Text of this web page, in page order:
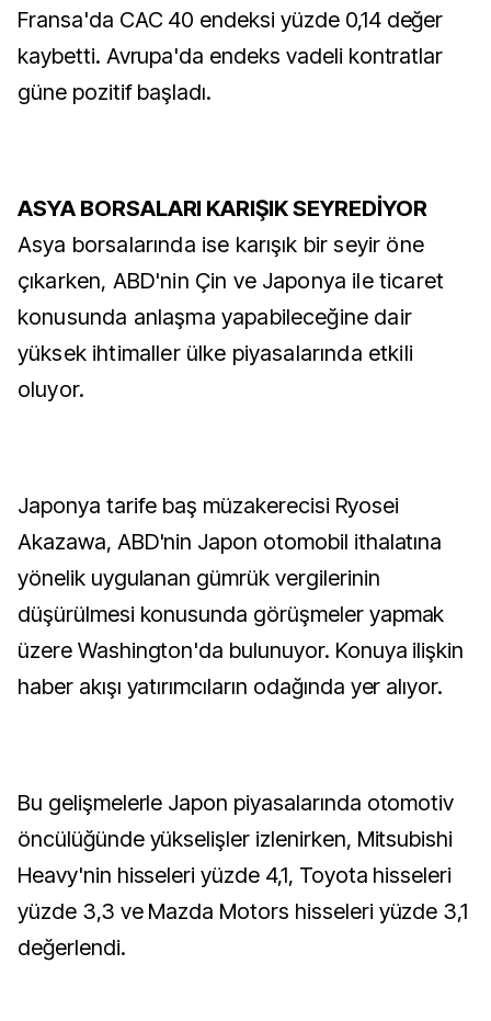
Fransa'da CAC 40 endeksi yüzde 0,14 değer
kaybetti. Avrupa'da endeks vadeli kontratlar
güne pozitif başladı.
ASYA BORSALARI KARIŞIK SEYREDİYOR
Asya borsalarında ise karışık bir seyir öne
çıkarken, ABD'nin Çin ve Japonya ile ticaret
konusunda anlaşma yapabileceğine dair
yüksek ihtimaller ülke piyasalarında etkili
oluyor.
Japonya tarife baş müzakerecisi Ryosei
Akazawa, ABD'nin Japon otomobil ithalatına
yönelik uygulanan gümrük vergilerinin
düşürülmesi konusunda görüşmeler yapmak
üzere Washington'da bulunuyor. Konuya ilişkin
haber akışı yatırımcıların odağında yer alıyor.
Bu gelişmelerle Japon piyasalarında otomotiv
öncülüğünde yükselişler izlenirken, Mitsubishi
Heavy'nin hisseleri yüzde 4,1, Toyota hisseleri
yüzde 3,3 ve Mazda Motors hisseleri yüzde 3,1
değerlendi.